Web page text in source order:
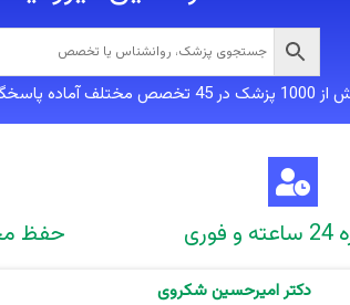
سوالات شما هستند
حفظ
دکتر امیرحسین شکروی